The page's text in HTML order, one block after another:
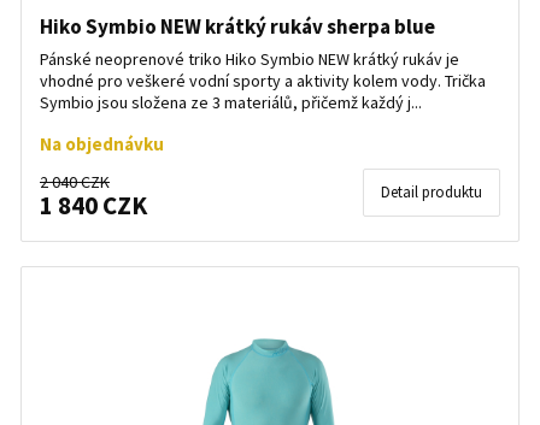
Hiko Symbio NEW krátký rukáv sherpa blue
Pánské neoprenové triko Hiko Symbio NEW krátký rukáv je
vhodné pro veškeré vodní sporty a aktivity kolem vody. Trička
Symbio jsou složena ze 3 materiálů, přičemž každý j...
Na objednávku
2 040 CZK
1 840 CZK Detail produktu